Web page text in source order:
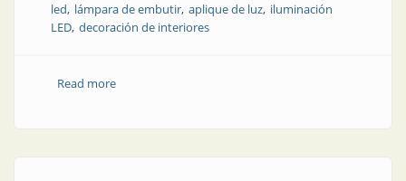
led lámpara de embutir aplique de luz iluminación
LED decoración de interiores
Read moreabout Nuevos paneles led para aplicar y embutir